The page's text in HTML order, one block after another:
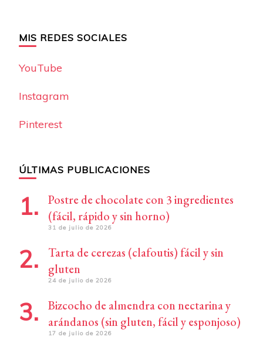
MIS REDES SOCIALES
YouTube
Instagram
Pinterest
ÚLTIMAS PUBLICACIONES
Postre de chocolate con 3 ingredientes
(fácil, rápido y sin horno)
31 de julio de 2026
Tarta de cerezas (clafoutis) fácil y sin
gluten
24 de julio de 2026
Bizcocho de almendra con nectarina y
arándanos (sin gluten, fácil y esponjoso)
17 de julio de 2026